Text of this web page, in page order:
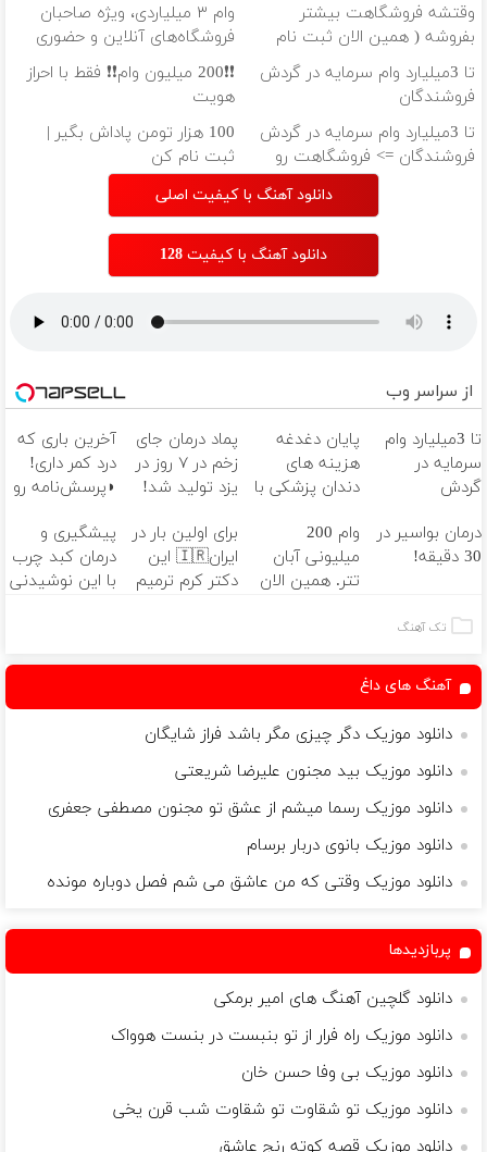
وقتشه فروشگاهت بیشتر
بفروشه ( همین الان ثبت نام
کن )
وام ۳ میلیاردی، ویژه صاحبان
فروشگاه‌های آنلاین و حضوری
تا 3میلیارد وام سرمایه در گردش
فروشندگان
❗❗200 میلیون وام❗❗ فقط با احراز
هویت
تا 3میلیارد وام سرمایه در گردش
فروشندگان => فروشگاهت رو
100 هزار تومن پاداش بگیر |
ثبت نام کن
دانلود آهنگ با کیفیت اصلی
دانلود آهنگ با کیفیت 128
از سراسر وب
تا 3میلیارد وام
سرمایه در
گردش
فروشگاهت رو
ثبت کن
پایان دغدغه
هزینه های
دندان پزشکی با
کننده خانگی
پماد درمان جای
زخم در ۷ روز در
یزد تولید شد!
آخرین باری که
درد کمر داری!
◗پرسش‌نامه رو
درمان بواسیر در
30 دقیقه!
وام 200
میلیونی آبان
تتر. همین الان
برای اولین بار در
ایران🇮🇷 این
دکتر کرم ترمیم
پیشگیری و
درمان کبد چرب
با این نوشیدنی
تک آهنگ
آهنگ های داغ
دانلود موزیک دگر چیزى مگر باشد فراز شایگان
دانلود موزیک بید مجنون علیرضا شریعتی
دانلود موزیک رسما میشم از عشق تو مجنون مصطفی جعفری
دانلود موزیک بانوی دربار برسام
دانلود موزیک وقتی که من عاشق می شم فصل دوباره مونده
پربازدیدها
دانلود گلچین آهنگ های امیر برمکی
دانلود موزیک راه فرار از تو بنبست در بنست هوواک
دانلود موزیک بی وفا حسن خان
دانلود موزیک تو شقاوت تو شقاوت شب قرن يخی
دانلود موزیک قصه کوته رنج عاشق